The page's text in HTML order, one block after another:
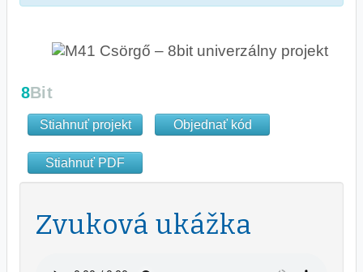
Stiahnuť projekt Objednať kód
Stiahnuť PDF
Zvuková ukážka